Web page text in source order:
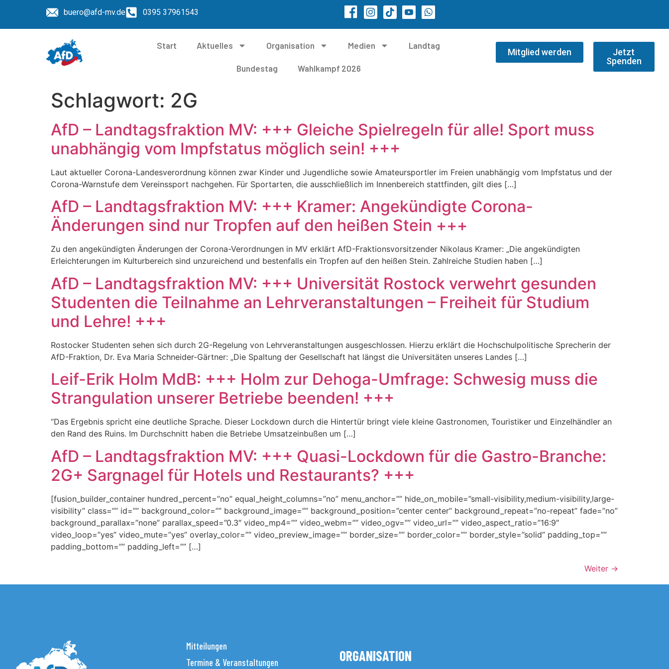
buero@afd-mv.de 0395 37961543
Start Aktuelles Organisation Medien Landtag
Bundestag Wahlkampf 2026
Mitglied werden
Jetzt
Spenden
Schlagwort: 2G
AfD – Landtagsfraktion MV: +++ Gleiche Spielregeln für alle! Sport muss
unabhängig vom Impfstatus möglich sein! +++
Laut aktueller Corona-Landesverordnung können zwar Kinder und Jugendliche sowie Amateursportler im Freien unabhängig vom Impfstatus und der
Corona-Warnstufe dem Vereinssport nachgehen. Für Sportarten, die ausschließlich im Innenbereich stattfinden, gilt dies […]
AfD – Landtagsfraktion MV: +++ Kramer: Angekündigte Corona-
Änderungen sind nur Tropfen auf den heißen Stein +++
Zu den angekündigten Änderungen der Corona-Verordnungen in MV erklärt AfD-Fraktionsvorsitzender Nikolaus Kramer: „Die angekündigten
Erleichterungen im Kulturbereich sind unzureichend und bestenfalls ein Tropfen auf den heißen Stein. Zahlreiche Studien haben […]
AfD – Landtagsfraktion MV: +++ Universität Rostock verwehrt gesunden
Studenten die Teilnahme an Lehrveranstaltungen – Freiheit für Studium
und Lehre! +++
Rostocker Studenten sehen sich durch 2G-Regelung von Lehrveranstaltungen ausgeschlossen. Hierzu erklärt die Hochschulpolitische Sprecherin der
AfD-Fraktion, Dr. Eva Maria Schneider-Gärtner: „Die Spaltung der Gesellschaft hat längst die Universitäten unseres Landes […]
Leif-Erik Holm MdB: +++ Holm zur Dehoga-Umfrage: Schwesig muss die
Strangulation unserer Betriebe beenden! +++
“Das Ergebnis spricht eine deutliche Sprache. Dieser Lockdown durch die Hintertür bringt viele kleine Gastronomen, Touristiker und Einzelhändler an
den Rand des Ruins. Im Durchschnitt haben die Betriebe Umsatzeinbußen um […]
AfD – Landtagsfraktion MV: +++ Quasi-Lockdown für die Gastro-Branche:
2G+ Sargnagel für Hotels und Restaurants? +++
[fusion_builder_container hundred_percent=”no” equal_height_columns=”no” menu_anchor=”” hide_on_mobile=”small-visibility,medium-visibility,large-
visibility” class=”” id=”” background_color=”” background_image=”” background_position=”center center” background_repeat=”no-repeat” fade=”no”
background_parallax=”none” parallax_speed=”0.3″ video_mp4=”” video_webm=”” video_ogv=”” video_url=”” video_aspect_ratio=”16:9″
video_loop=”yes” video_mute=”yes” overlay_color=”” video_preview_image=”” border_size=”” border_color=”” border_style=”solid” padding_top=””
padding_bottom=”” padding_left=”” […]
Weiter →
Mitteilungen
Termine & Veranstaltungen
ORGANISATION